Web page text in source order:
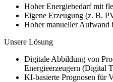
Hoher Energiebedarf mit
Eigene Erzeugung (z. B.
Hoher manueller Aufwand
Unsere Lösung
Digitale Abbildung von
Energieerzeugern (Digital
KI-basierte Prognosen für